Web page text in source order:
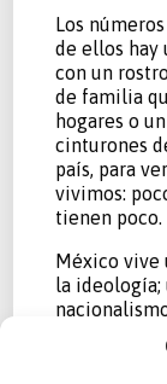
Los
de ellos hay
con un
de familia
hogares o
cinturones
país, para
vivimos:
tienen poco.
México vive
la ideología;